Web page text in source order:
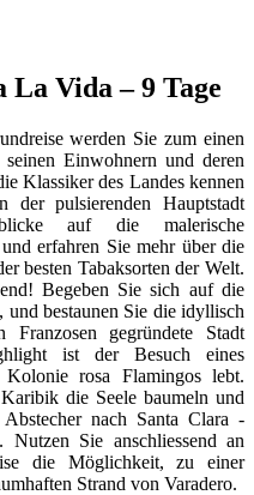
Vida – 9 Tage
werden Sie zum einen
Einwohnern und deren
Klassiker des Landes kennen
der pulsierenden Hauptstadt
auf die malerische
erfahren Sie mehr über die
besten Tabaksorten der Welt.
Begeben Sie sich auf die
und bestaunen Sie die idyllisch
gegründete Stadt
ist der Besuch eines
rosa Flamingos lebt.
die Seele baumeln und
nach Santa Clara -
Nutzen Sie anschliessend an
die Möglichkeit, zu einer
Strand von Varadero.